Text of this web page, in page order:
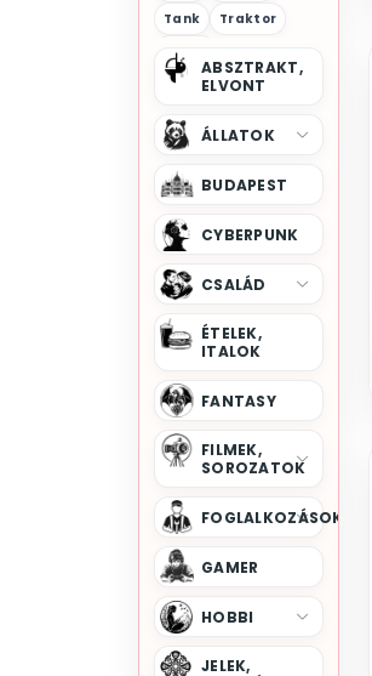
Tank
Traktor
Vonat
ABSZTRAKT,
ELVONT
ÁLLATOK
BUDAPEST
CYBERPUNK
CSALÁD
ÉTELEK,
ITALOK
FANTASY
FILMEK,
SOROZATOK
FOGLALKOZÁSOK
GAMER
HOBBI
JELEK,